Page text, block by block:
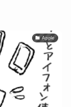
Apple